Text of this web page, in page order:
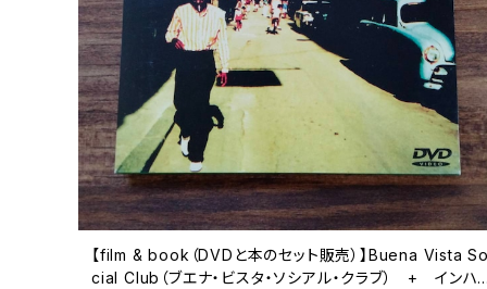
【film & book（DVDと本のセット販売）】Buena Vista
cial Club（ブエナ・ビスタ・ソシアル・クラブ） + インハ